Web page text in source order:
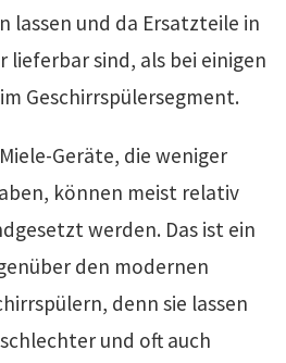
lassen und da Ersatzteile in
lieferbar sind, als bei einigen
Geschirrspülersegment.
Geräte, die weniger
können meist relativ
werden. Das ist ein
den modernen
denn sie lassen
und oft auch